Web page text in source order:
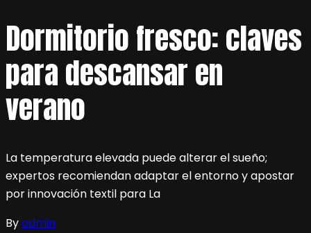
Dormitorio fresco: claves
para descansar en
verano
La temperatura elevada puede alterar el sueño;
expertos recomiendan adaptar el entorno y apostar
por innovación textil para La
Byadmin